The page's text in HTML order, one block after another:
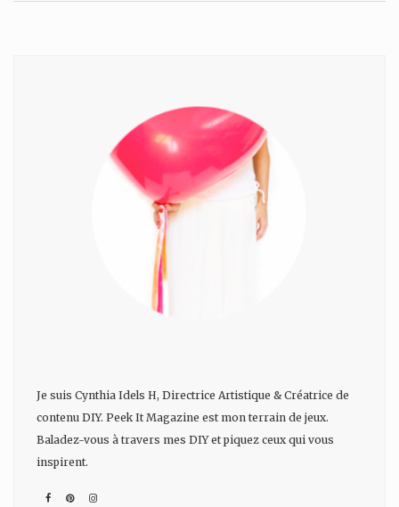
Je suis Cynthia Idels H, Directrice Artistique & Créatrice de
contenu DIY. Peek It Magazine est mon terrain de jeux.
Baladez-vous à travers mes DIY et piquez ceux qui vous
inspirent.